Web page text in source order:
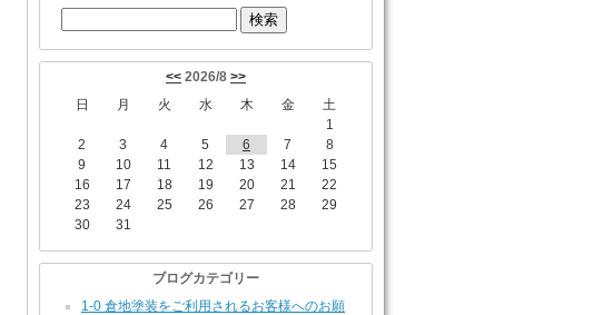
<< 2026/8 >>
日
月 火 水 木 金
土
1
2
3 4 5 6 7
8
9
10 11 12 13 14
15
16
17 18 19 20 21
22
23
24 25 26 27 28
29
30
31
ブログカテゴリー
1-0 倉地塗装をご利用されるお客様へのお願